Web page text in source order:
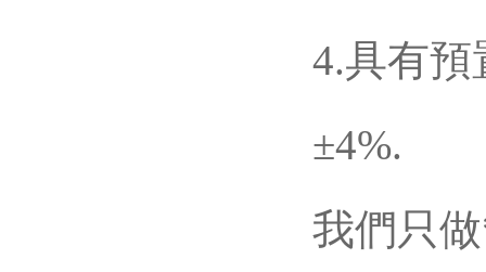
4.具有預
±4%.
我們只做